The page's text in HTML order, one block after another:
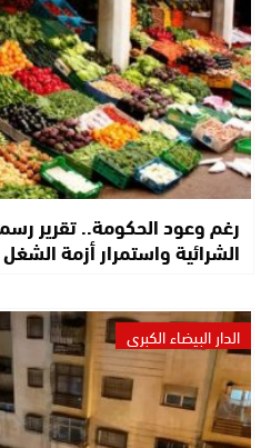
رغم وعود الحكومة.. تقرير
الشرائية واستمرار أزمة الشغل
الدار البيضاء الكبرى